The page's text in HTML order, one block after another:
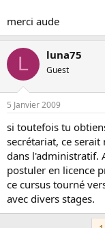
merci aude
L luna75
Guest
5 Janvier 2009
si toutefois tu
secrétariat, ce serait
dans l'administratif.
postuler en licence
ce cursus tourné
avec divers stages.